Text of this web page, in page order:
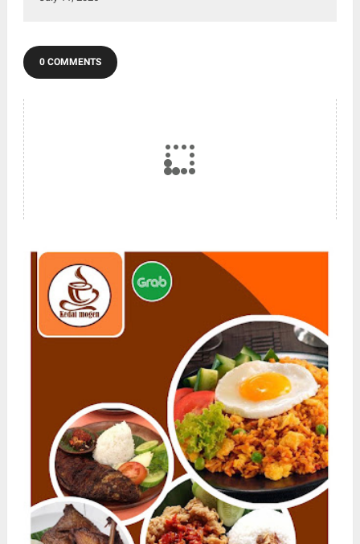
0 COMMENTS